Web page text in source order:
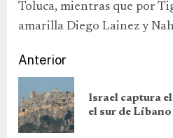
Toluca, mientras que por
amarilla Diego Lainez y
Anterior
Israel captura
el sur de Líbano